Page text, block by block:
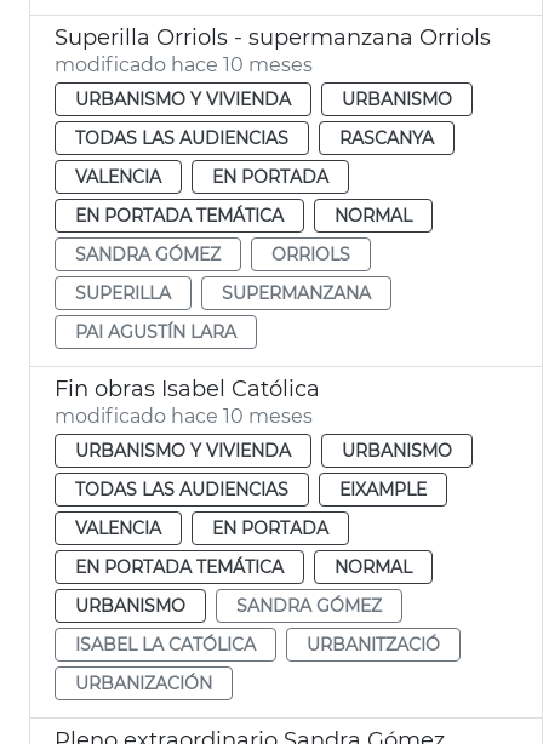
Superilla Orriols - supermanzana Orriols
modificado hace 10 meses
URBANISMO Y VIVIENDA
URBANISMO
TODAS LAS AUDIENCIAS
RASCANYA
VALENCIA
EN PORTADA
EN PORTADA TEMÁTICA
NORMAL
SANDRA GÓMEZ
ORRIOLS
SUPERILLA
SUPERMANZANA
PAI AGUSTÍN LARA
Fin obras Isabel Católica
modificado hace 10 meses
URBANISMO Y VIVIENDA
URBANISMO
TODAS LAS AUDIENCIAS
EIXAMPLE
VALENCIA
EN PORTADA
EN PORTADA TEMÁTICA
NORMAL
URBANISMO
SANDRA GÓMEZ
ISABEL LA CATÓLICA
URBANITZACIÓ
URBANIZACIÓN